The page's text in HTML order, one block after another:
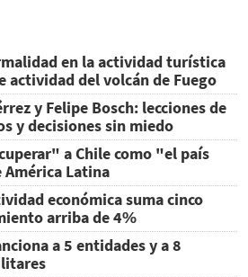
en la actividad turística
actividad del volcán de Fuego
y Felipe Bosch: lecciones de
y decisiones sin miedo
a Chile como "el país
Latina
económica suma cinco
arriba de 4%
a 5 entidades y a 8